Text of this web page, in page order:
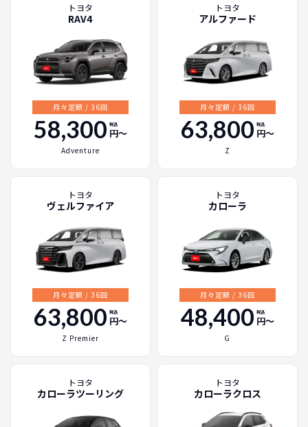
トヨタ
RAV4
月々定額 / 36回
58,300 税込
円〜
Adventure
トヨタ
アルファード
月々定額 / 36回
63,800 税込
円〜
Z
トヨタ
ヴェルファイア
月々定額 / 36回
63,800 税込
円〜
Z Premier
トヨタ
カローラ
月々定額 / 36回
48,400 税込
円〜
G
トヨタ
カローラツーリング
トヨタ
カローラクロス